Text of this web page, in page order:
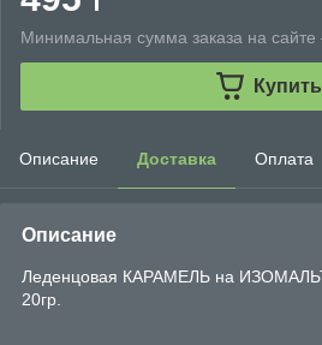
Минимальная сумма заказа на
Купить
Описание Доставка Оплата
Описание
Леденцовая КАРАМЕЛЬ на
20гр.